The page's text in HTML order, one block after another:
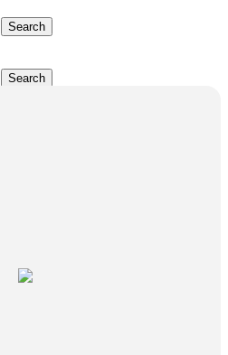
Search
Search